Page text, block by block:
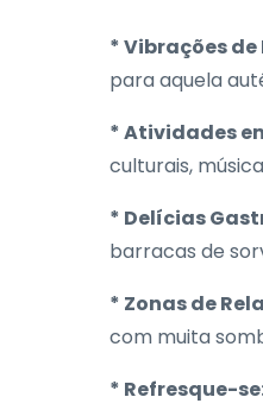
* Vibrações de
para aquela
* Atividades
culturais,
* Delícias
barracas de
* Zonas de
com muita
* Refresque-